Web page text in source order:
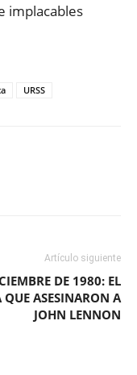
implacables
URSS
Artículo siguiente
DE 1980: EL
QUE ASESINARON A
JOHN LENNON